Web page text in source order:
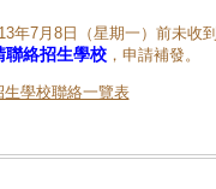
年7月8日（星期一）前未收到
聯絡招生學校，申請補發。
學校聯絡一覽表